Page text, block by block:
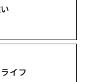
イフ